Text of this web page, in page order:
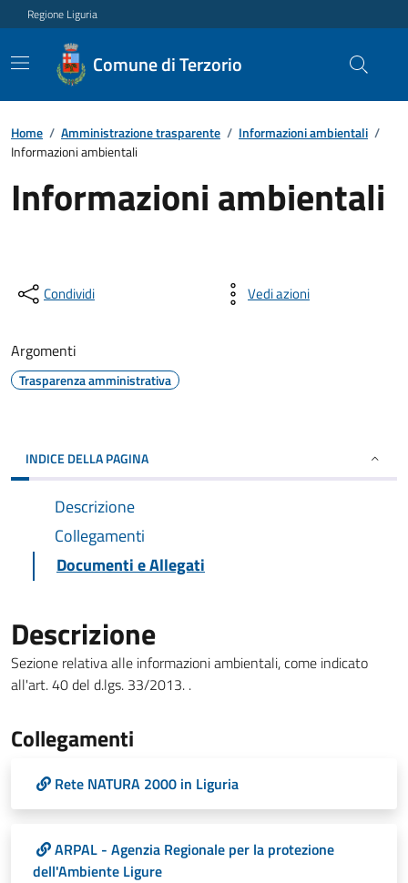
Regione Liguria
Comune di Terzorio
Home / Amministrazione trasparente / Informazioni ambientali /
Informazioni ambientali
Informazioni ambientali
Condividi Vedi azioni
Argomenti
Trasparenza amministrativa
INDICE DELLA PAGINA
Descrizione
Collegamenti
Documenti e Allegati
Descrizione
Sezione relativa alle informazioni ambientali, come indicato
all'art. 40 del d.lgs. 33/2013. .
Collegamenti
Rete NATURA 2000 in Liguria
ARPAL - Agenzia Regionale per la protezione
dell'Ambiente Ligure